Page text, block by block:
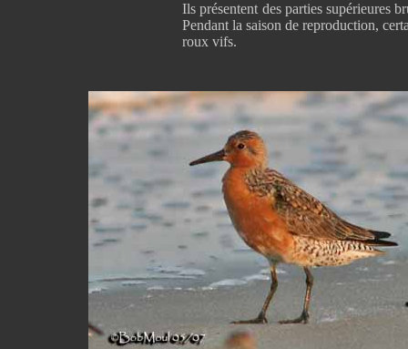
Ils présentent des parties supérieures
Pendant la saison de reproduction,
roux vifs.